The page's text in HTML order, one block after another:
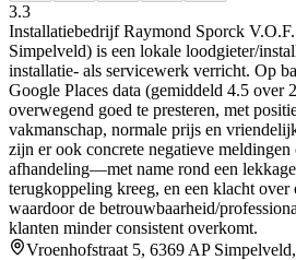
3.3
Installatiebedrijf Raymond Sporck
Simpelveld) is een lokale loodgieter/
installatie- als servicewerk verricht. Op
Google Places data (gemiddeld 4.5
overwegend goed te presteren, met
vakmanschap, normale prijs en
zijn er ook concrete negatieve
afhandeling—met name rond een
terugkoppeling kreeg, en een klacht
waardoor de betrouwbaarheid/
klanten minder consistent overkomt.
Vroenhofstraat 5, 6369 AP